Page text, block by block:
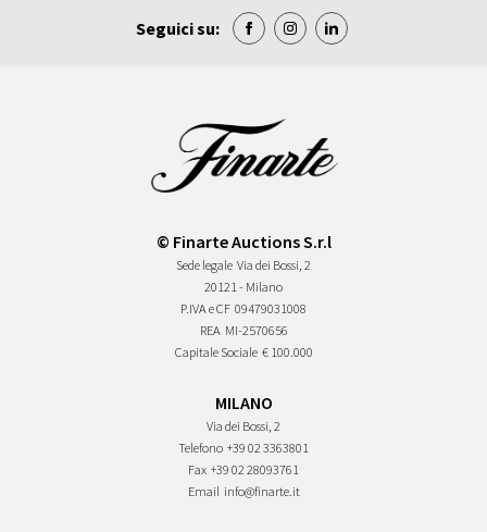
Seguici su:
© Finarte Auctions S.r.l
Sede legale Via dei Bossi, 2
20121 - Milano
P.IVA e CF 09479031008
REA MI-2570656
Capitale Sociale € 100.000
MILANO
Via dei Bossi, 2
Telefono +39 02 3363801
Fax +39 02 28093761
Email info@finarte.it